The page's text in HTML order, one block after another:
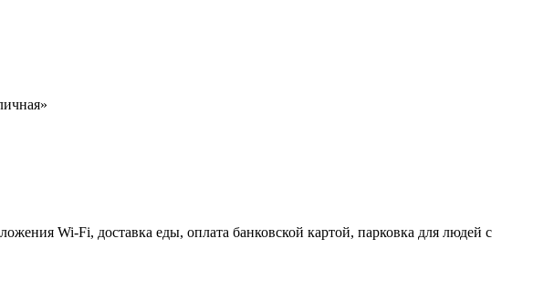
Wi-Fi, доставка еды, оплата банковской картой, парковка для людей с